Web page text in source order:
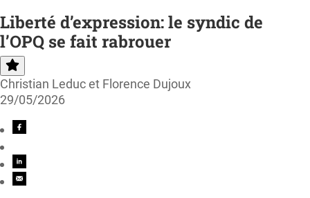
Liberté d’expression: le syndic de
l’OPQ se fait rabrouer
Christian Leduc et Florence Dujoux
29/05/2026